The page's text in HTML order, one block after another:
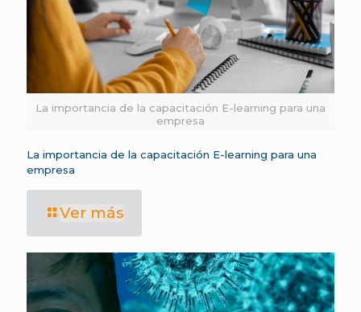
La importancia de la capacitación E-learning para una
empresa
La importancia de la capacitación E-learning para una
empresa
Ver más